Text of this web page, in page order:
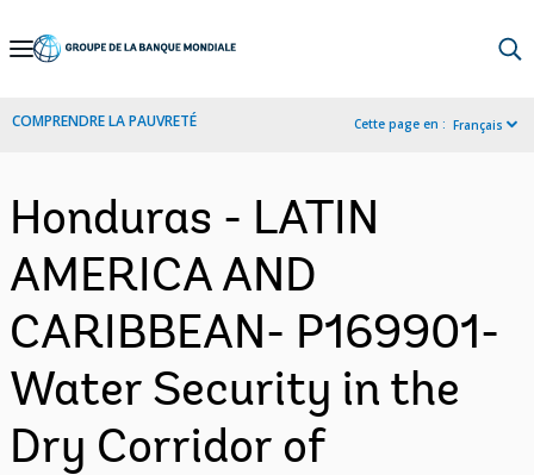
Skip
Navigation
COMPRENDRE LA PAUVRETÉ Cette page en : Français
Honduras - LATIN
AMERICA AND
CARIBBEAN- P169901-
Water Security in the
Dry Corridor of